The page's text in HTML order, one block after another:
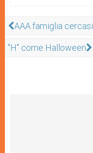
AAA famiglia cercasi...
"H" come Halloween